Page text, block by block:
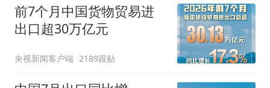
前7个月中国货物贸易进
出口超30万亿元
央视新闻客户端 2189跟贴